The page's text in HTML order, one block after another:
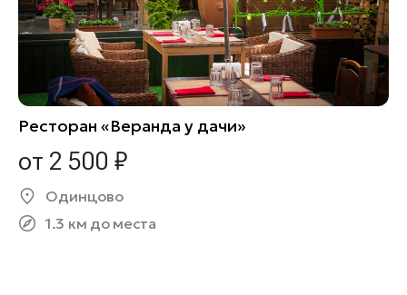
Ресторан «Веранда у дачи»
от 2 500 ₽
Одинцово
1.3 км до места